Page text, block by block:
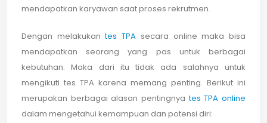
mendapatkan karyawan saat proses rekrutmen.
Dengan melakukantes TPA secara online maka bisa
mendapatkan seorang yang pas untuk berbagai
kebutuhan. Maka dari itu tidak ada salahnya untuk
mengikuti tes TPA karena memang penting. Berikut ini
merupakan berbagai alasan pentingnyates TPA online
dalam mengetahui kemampuan dan potensi diri: